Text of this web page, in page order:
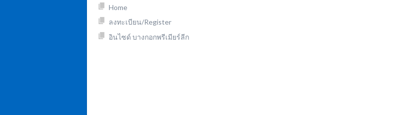
Home
ลงทะเบียน/Register
อินไซด์ บางกอกพรีเมียร์ลีก